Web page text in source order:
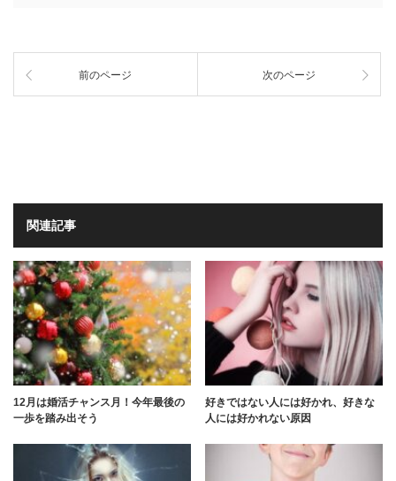
前のページ 次のページ
関連記事
12月は婚活チャンス月！今年最後の
一歩を踏み出そう
好きではない人には好かれ、好きな
人には好かれない原因